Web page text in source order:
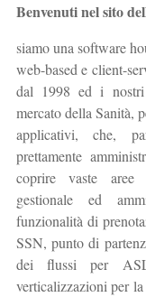
Benvenuti nel sito
siamo una software
web-based e client-
dal 1998 ed i nostri
mercato della Sanità,
applicativi, che,
prettamente
coprire vaste aree
gestionale ed
funzionalità di
SSN, punto di
dei flussi per
verticalizzazioni per